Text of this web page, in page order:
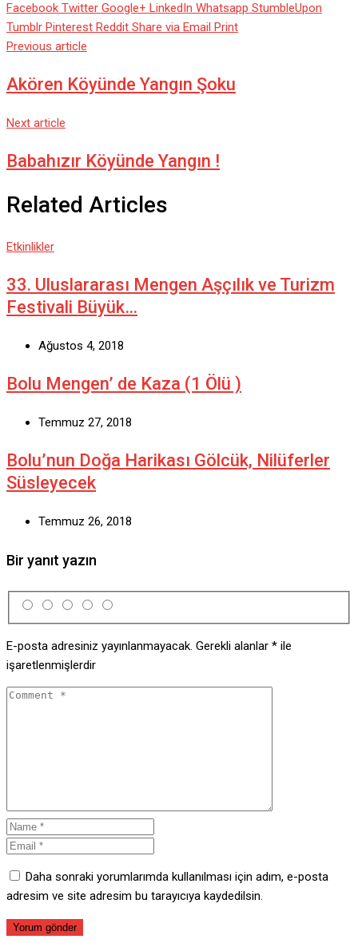
Facebook Twitter Google+ LinkedIn Whatsapp StumbleUpon
Tumblr Pinterest Reddit Share via Email Print
Previous article
Akören Köyünde Yangın Şoku
Next article
Babahızır Köyünde Yangın !
Related Articles
Etkinlikler
33. Uluslararası Mengen Aşçılık ve Turizm
Festivali Büyük…
Ağustos 4, 2018
Bolu Mengen’ de Kaza (1 Ölü )
Temmuz 27, 2018
Bolu’nun Doğa Harikası Gölcük, Nilüferler
Süsleyecek
Temmuz 26, 2018
Bir yanıt yazın
E-posta adresiniz yayınlanmayacak. Gerekli alanlar * ile
işaretlenmişlerdir
Daha sonraki yorumlarımda kullanılması için adım, e-posta
adresim ve site adresim bu tarayıcıya kaydedilsin.